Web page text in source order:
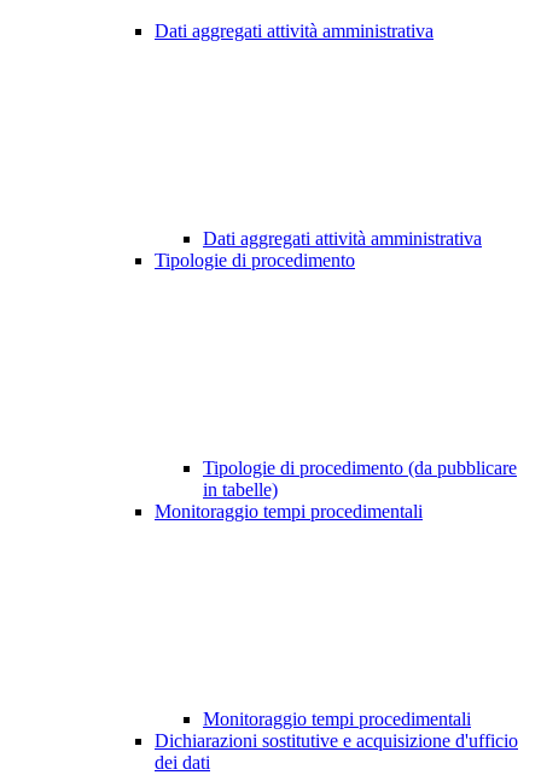
Dati aggregati attività amministrativa
Dati aggregati attività amministrativa
Tipologie di procedimento
Tipologie di procedimento (da pubblicare
in tabelle)
Monitoraggio tempi procedimentali
Monitoraggio tempi procedimentali
Dichiarazioni sostitutive e acquisizione d'ufficio
dei dati